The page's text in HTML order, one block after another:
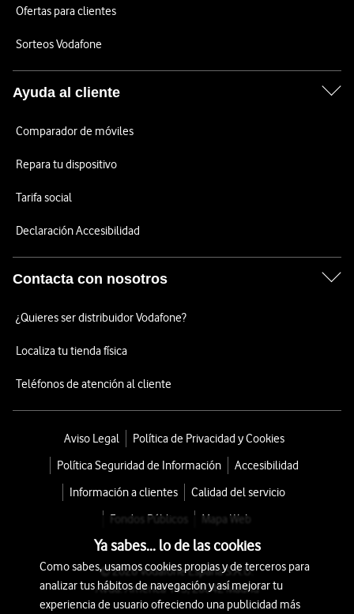
Ofertas para clientes
Sorteos Vodafone
Ayuda al cliente
Comparador de móviles
Repara tu dispositivo
Tarifa social
Declaración Accesibilidad
Contacta con nosotros
¿Quieres ser distribuidor Vodafone?
Localiza tu tienda física
Teléfonos de atención al cliente
Aviso Legal
Política de Privacidad y Cookies
Política Seguridad de Información
Accesibilidad
Información a clientes
Calidad del servicio
Fondos Públicos
Mapa Web
© 2026 Vodafone España S.A.U.
Avda. América 115, 28042 Madrid
Ya sabes... lo de las cookies
Como sabes, usamos cookies propias y de terceros para
analizar tus hábitos de navegación y así mejorar tu
experiencia de usuario ofreciendo una publicidad más